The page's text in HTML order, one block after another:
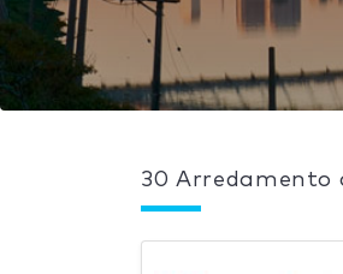
30 Arredamento